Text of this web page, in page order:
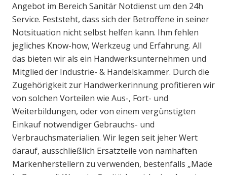
Angebot im Bereich Sanitär Notdienst um den 24h
Service. Feststeht, dass sich der Betroffene in seiner
Notsituation nicht selbst helfen kann. Ihm fehlen
jegliches Know-how, Werkzeug und Erfahrung. All
das bieten wir als ein Handwerksunternehmen und
Mitglied der Industrie- & Handelskammer. Durch die
Zugehörigkeit zur Handwerkerinnung profitieren wir
von solchen Vorteilen wie Aus-, Fort- und
Weiterbildungen, oder von einem vergünstigten
Einkauf notwendiger Gebrauchs- und
Verbrauchsmaterialien. Wir legen seit jeher Wert
darauf, ausschließlich Ersatzteile von namhaften
Markenherstellern zu verwenden, bestenfalls „Made